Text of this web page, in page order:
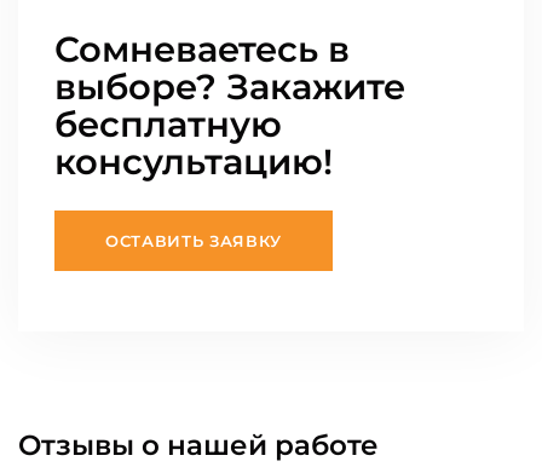
Сомневаетесь в
выборе? Закажите
бесплатную
консультацию!
ОСТАВИТЬ ЗАЯВКУ
Отзывы о нашей работе